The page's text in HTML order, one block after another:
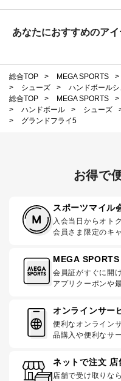
あなたにおすすめのアイ
総合TOP > MEGA SPORTS >
>
シューズ > ハンドボール
総合TOP
> MEGA SPORTS >
>
ハンドボール > シューズ
>
グランドフライ5
お得で
スポーツマイル
入会当日からオト
会員さま限定のキ
MEGA SPORTS
会員証がすぐに開
アプリクーポンや
オンラインサー
便利なオンライン
品購入や便利なサ
ネットで注文 店
店舗で受け取りな